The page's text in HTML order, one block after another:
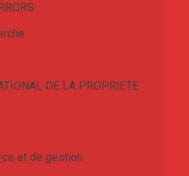
DE LA PROPRIETE
et de gestion